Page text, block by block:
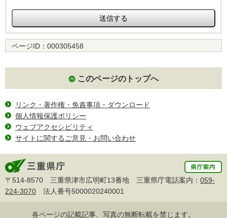
ページID： 000305458
このページのトップへ
リンク・著作権・免責事項・ダウンロード
個人情報保護ポリシー
ウェブアクセシビリティ
サイトに関するご意見・お問い合わせ
〒514-8570 三重県津市広明町13番地 三重県庁電話案内： 059-
224-3070 法人番号5000020240001
各ページの記載記事、写真の無断転載を禁じます。